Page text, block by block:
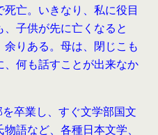
亡。いきなり、私に役目
子供が先に亡くなると
りある。母は、閉じこも
何も話すことが出来なか
卒業し、すぐ文学部国文
語など、各種日本文学、